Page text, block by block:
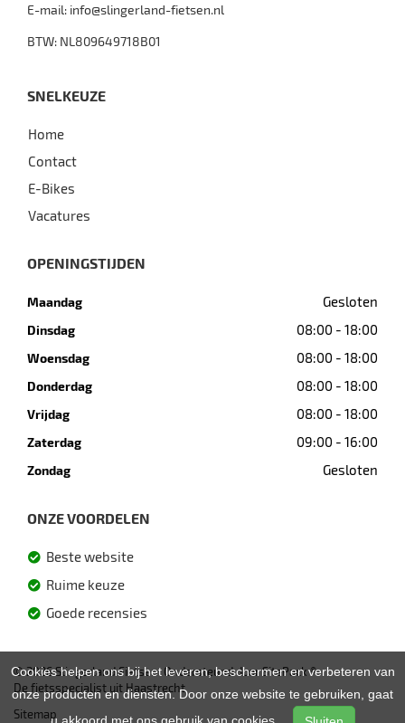
E-mail: info@slingerland-fietsen.nl
BTW: NL809649718B01
SNELKEUZE
Home
Contact
E-Bikes
Vacatures
OPENINGSTIJDEN
Maandag Gesloten
Dinsdag 08:00 - 18:00
Woensdag 08:00 - 18:00
Donderdag 08:00 - 18:00
Vrijdag 08:00 - 18:00
Zaterdag 09:00 - 16:00
Zondag Gesloten
ONZE VOORDELEN
Beste website
Ruime keuze
Goede recensies
© 2026 Slingerland Fietsen. Ondersteund doorSitePack ®
De fietsspecialist uit Haastrecht
Sitemap
Cookies helpen ons bij het leveren, beschermen en verbeteren van
onze producten en diensten. Door onze website te gebruiken, gaat
u akkoord met ons gebruik van cookies.